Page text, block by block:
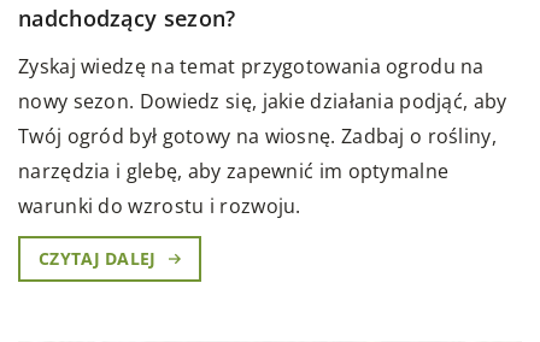
nadchodzący sezon?
Zyskaj wiedzę na temat przygotowania ogrodu na
nowy sezon. Dowiedz się, jakie działania podjąć, aby
Twój ogród był gotowy na wiosnę. Zadbaj o rośliny,
narzędzia i glebę, aby zapewnić im optymalne
warunki do wzrostu i rozwoju.
CZYTAJ DALEJ